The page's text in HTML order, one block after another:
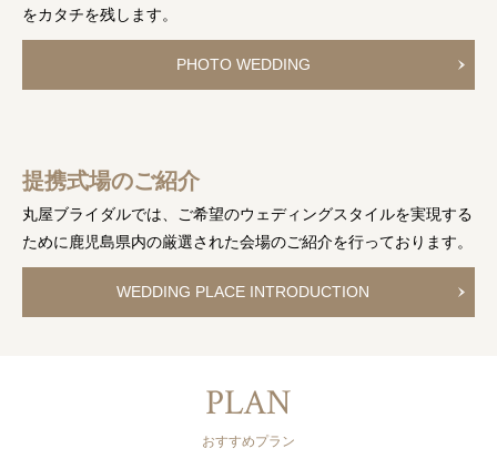
をカタチを残します。
PHOTO WEDDING
提携式場のご紹介
丸屋ブライダルでは、ご希望のウェディングスタイルを実現する
ために 鹿児島県内の厳選された会場のご紹介を行っております。
WEDDING PLACE INTRODUCTION
PLAN
おすすめプラン